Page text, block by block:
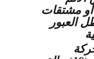
اوبيواد (18) أو مشتقات
العبور